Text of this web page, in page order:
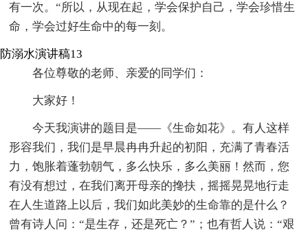
有一次。“所以，从现在起，学会保护自己，学会珍惜生
命，学会过好生命中的每一刻。
防溺水演讲稿13
各位尊敬的老师、亲爱的同学们：
大家好！
今天我演讲的题目是——《生命如花》。有人这样
形容我们，我们是早晨冉冉升起的初阳，充满了青春活
力，饱胀着蓬勃朝气，多么快乐，多么美丽！然而，您
有没有想过，在我们离开母亲的搀扶，摇摇晃晃地行走
在人生道路上以后，我们如此美妙的生命靠的是什么？
曾有诗人问：“是生存，还是死亡？”；也有哲人说：“艰